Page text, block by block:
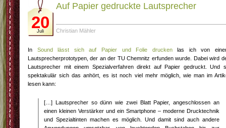
20
Juli
Auf Papier gedruckte Lautsprecher
Christian Mähler
In Sound lässt sich auf Papier und Folie druckenlas ich von
Lautsprecherprototypen, der an der TU Chemnitz erfunden wurde. Dabei wird
Lautsprecher mit einem Spezialverfahren direkt auf Papier gedruckt. Und
spektakulär sich das anhört, es ist noch viel mehr möglich, wie man im
lesen kann:
[…] Lautsprecher so dünn wie zwei Blatt Papier, angeschlossen an
einen kleinen Verstärker und ein Smartphone – moderne Drucktechnik
und Spezialtinten machen es möglich. Und damit sind auch andere